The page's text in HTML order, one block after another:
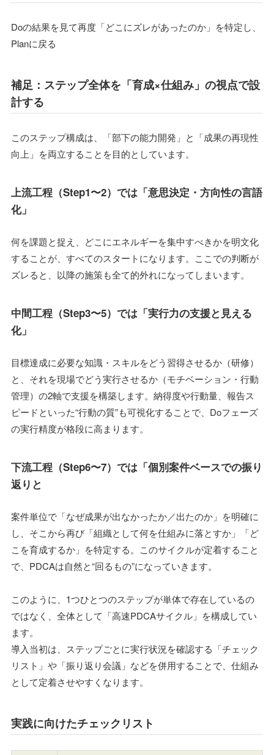
Doの結果を見て再度「どこにズレがあったのか」を特定し、
Planに戻る
補足：ステップ全体を「育成×仕組み」の視点で設
計する
このステップ構成は、「部下の能力開発」と「成果の再現性
向上」を両立することを目的としています。
上流工程（Step1〜2）では「意思決定・方向性の言語
化」
何を課題と捉え、どこにエネルギーを集中すべきかを明文化
することが、すべてのスタートになります。ここでの判断が
ズレると、以降の施策も全て的外れになってしまいます。
中間工程（Step3〜5）では「実行力の支援と見える
化」
目標達成に必要な知識・スキルをどう習得させるか（研修）
と、それを現場でどう実行させるか（モチベーション・行動
管理）の2軸で支援を構築します。納得度や行動量、報告ス
ピードといった“行動の質”も可視化することで、Doフェーズ
の実行精度が格段に高まります。
下流工程（Step6〜7）では「個別案件ベースでの振り
返りと
案件単位で「なぜ成果が出なかったか／出たのか」を明確に
し、そこから再び「組織として何を仕組みに落とすか」「ど
こを育成するか」を特定する。このサイクルが定着すること
で、PDCAは自然と“回るもの”になっていきます。
このように、1つひとつのステップが単体で存在しているの
ではなく、全体として「高速PDCAサイクル」を構成してい
ます。
導入当初は、ステップごとに実行状況を確認する「チェック
リスト」や「振り返り会議」などを併用することで、仕組み
として定着させやすくなります。
実践に向けたチェックリスト